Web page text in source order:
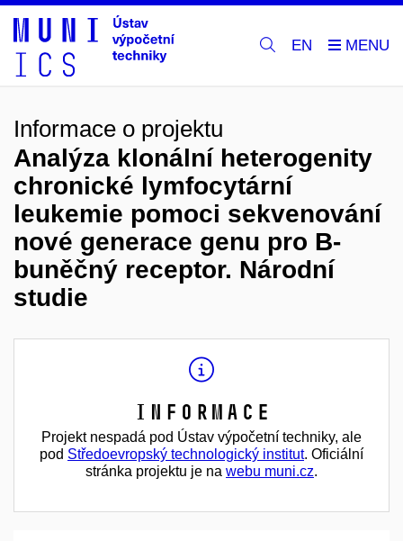
EN
Informace o projektu
Analýza klonální heterogenity
chronické lymfocytární
leukemie pomoci sekvenování
nové generace genu pro B-
buněčný receptor. Národní
studie
Informace
Projekt nespadá pod Ústav výpočetní techniky, ale
pod Středoevropský technologický institut. Oficiální
stránka projektu je na webu muni.cz.